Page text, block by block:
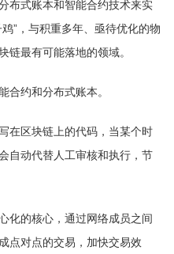
布式账本和智能合约技术来实
”，与积重多年、亟待优化的物
链最有可能落地的领域。
约和分布式账本。
区块链上的代码，当某个时
自动代替人工审核和执行，节
的核心，通过网络成员之间
点对点的交易，加快交易效